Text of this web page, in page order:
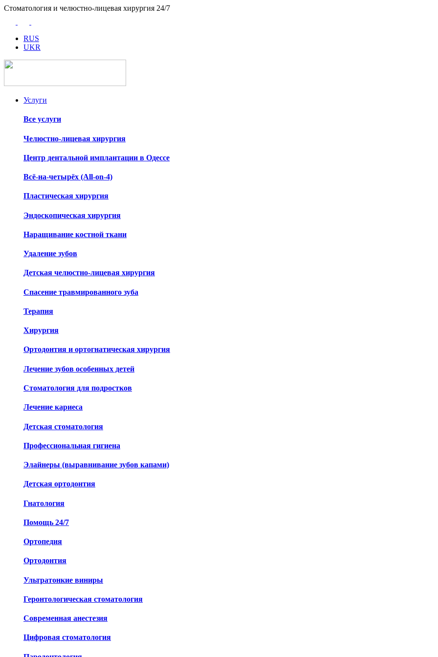
Стоматология и челюстно-лицевая хирургия 24/7
RUS
UKR
Услуги
Все услуги
Челюстно-лицевая хирургия
Центр дентальной имплантации в Одессе
Всё-на-четырёх (All-on-4)
Пластическая хирургия
Эндоскопическая хирургия
Наращивание костной ткани
Удаление зубов
Детская челюстно-лицевая хирургия
Спасение травмированного зуба
Терапия
Хирургия
Ортодонтия и ортогнатическая хирургия
Лечение зубов особенных детей
Стоматология для подростков
Лечение кариеса
Детская стоматология
Профессиональная гигиена
Элайнеры (выравнивание зубов капами)
Детская ортодонтия
Гнатология
Помощь 24/7
Ортопедия
Ортодонтия
Ультратонкие виниры
Геронтологическая стоматология
Современная анестезия
Цифровая стоматология